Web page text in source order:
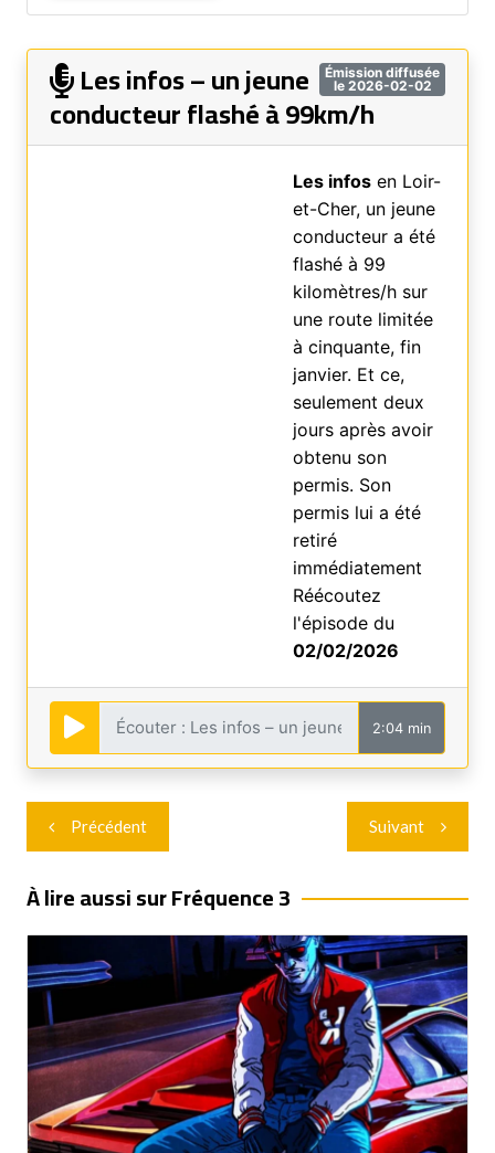
Émission diffusée
le 2026-02-02
Les infos – un jeune
conducteur flashé à 99km/h
Les infosen Loir-
et-Cher, un jeune
conducteur a été
flashé à 99
kilomètres/h sur
une route limitée
à cinquante, fin
janvier. Et ce,
seulement deux
jours après avoir
obtenu son
permis. Son
permis lui a été
retiré
immédiatement
Réécoutez
l'épisode du
02/02/2026
2:04 min
Navigation
de
l’article
Précédent Suivant
À lire aussi sur Fréquence 3